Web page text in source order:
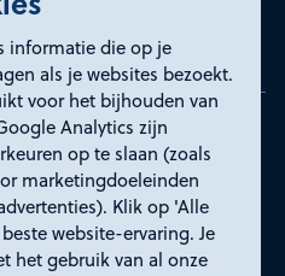
informatie die op je
als je websites bezoekt.
voor het bijhouden van
Analytics zijn
op te slaan (zoals
marketingdoeleinden
Klik op 'Alle
website-ervaring. Je
het gebruik van al onze